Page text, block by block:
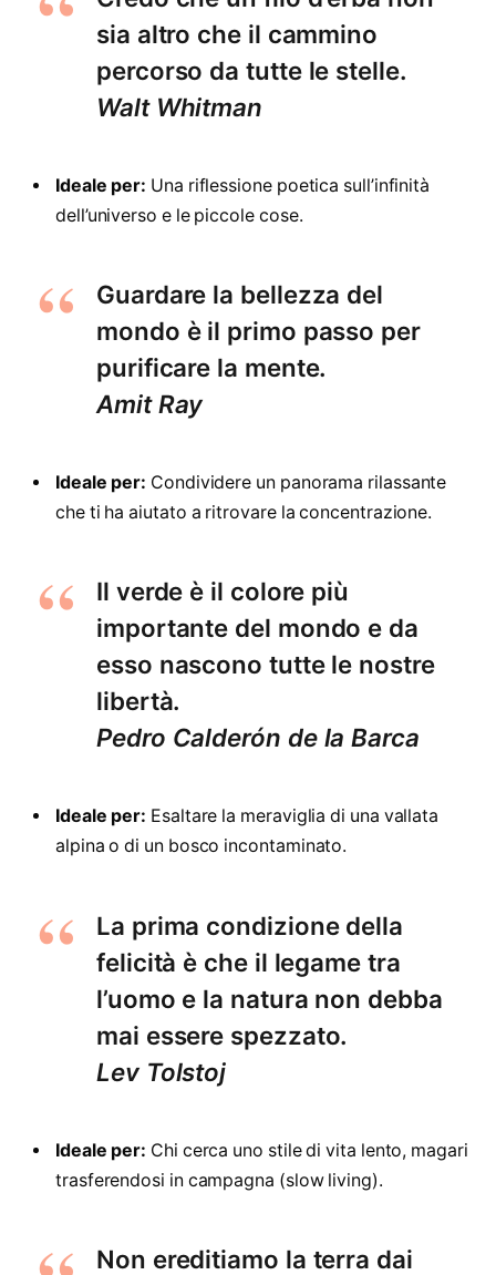
sia altro che il cammino
percorso da tutte le stelle.
Walt Whitman
Ideale per: Una riflessione poetica sull’infinità
dell’universo e le piccole cose.
Guardare la bellezza del
mondo è il primo passo per
purificare la mente.
Amit Ray
Ideale per: Condividere un panorama rilassante
che ti ha aiutato a ritrovare la concentrazione.
Il verde è il colore più
importante del mondo e da
esso nascono tutte le nostre
libertà.
Pedro Calderón de la Barca
Ideale per: Esaltare la meraviglia di una vallata
alpina o di un bosco incontaminato.
La prima condizione della
felicità è che il legame tra
l’uomo e la natura non debba
mai essere spezzato.
Lev Tolstoj
Ideale per: Chi cerca uno stile di vita lento, magari
trasferendosi in campagna (slow living).
Non ereditiamo la terra dai